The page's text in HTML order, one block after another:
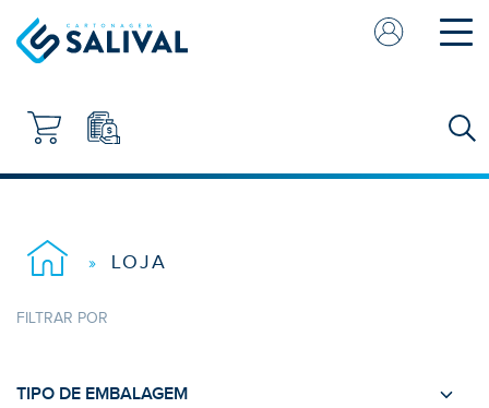
CAIXAS CANELADO
EMPRESA
» LOJA
FILTRAR POR
TIPO DE EMBALAGEM